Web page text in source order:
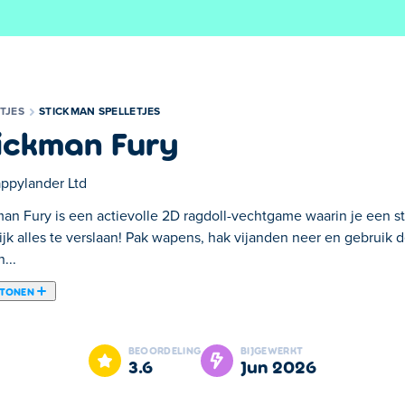
STICKMAN SPELLETJES
Fury
Ltd
Fury is een actievolle 2D ragdoll-vechtgame waarin je een
alles te verslaan! Pak wapens, hak vijanden neer en
waarin je een stickman bestuurt met als missie om
groter en gekker dan het vorige! Hak elke vijand die je in de
stickman de hele wereld aankan. Heb jij het in je om alles te
BEOORDELING
3.6
BIJGEWERKT
jun 2026